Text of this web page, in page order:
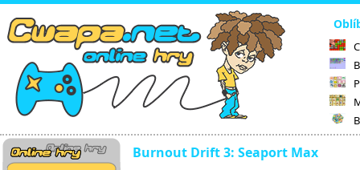
Burnout Drift 3: Seaport Max